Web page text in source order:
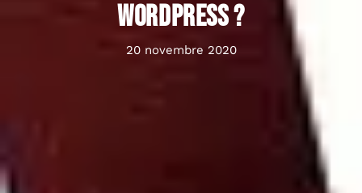
WordPress ?
20 novembre 2020